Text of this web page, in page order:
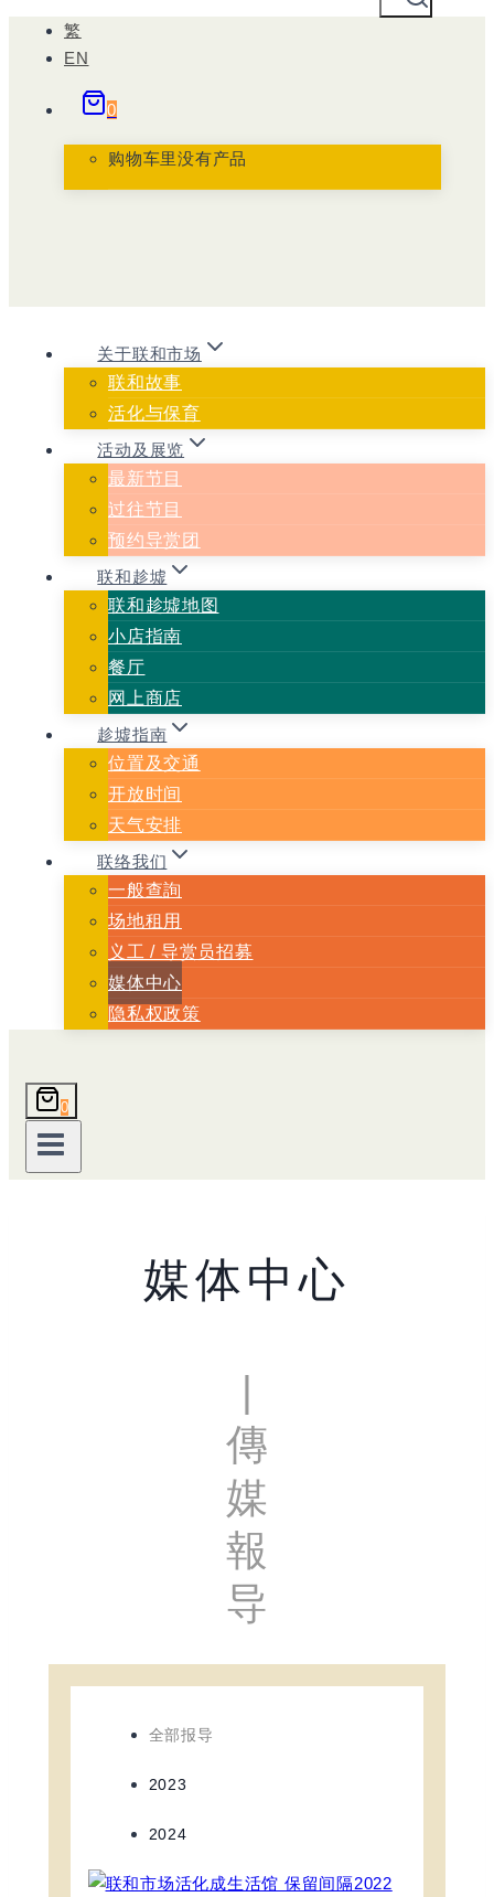
繁
EN
0
购物车里没有产品
关于联和市场
联和故事
活化与保育
活动及展览
最新节目
过往节目
预约导赏团
联和趁墟
联和趁墟地图
小店指南
餐厅
网上商店
趁墟指南
位置及交通
开放时间
天气安排
联络我们
一般查詢
场地租用
义⼯ / 导赏员招募
媒体中心
隐私权政策
0
媒体中心
|
傳
媒
報
导
全部报导
2023
2024